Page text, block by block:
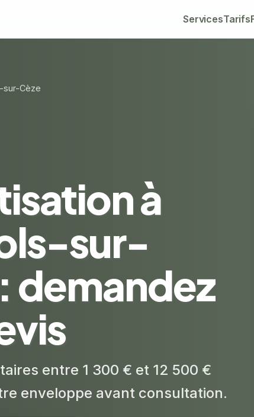
ServicesTarifs
sur-Cèze
à
sur-
demandez
entre 1 300 € et 12 500 €
enveloppe avant consultation.